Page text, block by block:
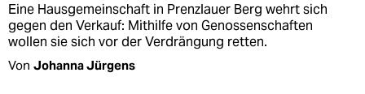
Eine Hausgemeinschaft in Prenzlauer Berg wehrt sich
gegen den Verkauf: Mithilfe von Genossenschaften
wollen sie sich vor der Verdrängung retten.
Von Johanna Jürgens